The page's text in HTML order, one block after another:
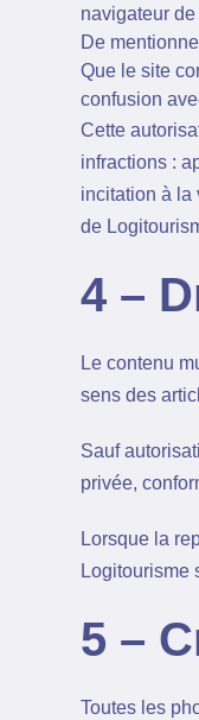
navigateur de
De
Que le site
confusion
Cette
infractions :
incitation à la
de
4 –
Le contenu
sens des
Sauf
privée,
Lorsque la
Logitourisme
5 –
Toutes les